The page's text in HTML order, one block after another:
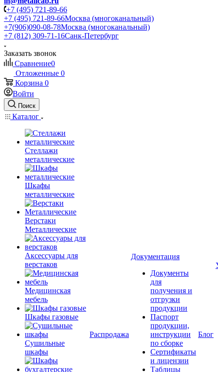
+7 (495) 721-89-66
+7 (495) 721-89-66Москва (многоканальный)
+7(906)090-08-78Москва (многоканальный)
+7 (812) 309-71-16Санк-Петербург
Заказать звонок
Сравнение0
Отложенные 0
Корзина 0
Войти
Поиск
Каталог
Стеллажи
металлические
Шкафы
металлические
Верстаки
Металлические
Аксессуары для
верстаков
Медицинская
мебель
Шкафы газовые
Сушильные
шкафы
Распродажа
Документация
Документы
для
получения и
отгрузки
продукции
Паспорт
продукции,
инструкции
по сборке
Сертификаты
и лицензии
Таблицы
Блог